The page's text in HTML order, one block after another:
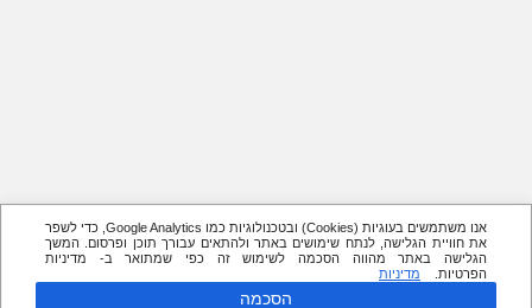
אנו משתמשים בעוגיות (Cookies) ובטכנולוגיות כמו Google Analytics, כדי לשפר
את חוויית הגלישה, לנתח שימושים באתר ולהתאים עבורך תוכן ופרסום. המשך
הגלישה באתר מהווה הסכמה לשימוש זה כפי שמתואר ב- מדיניות
הפרטיות.
מדיניות
הסכמה